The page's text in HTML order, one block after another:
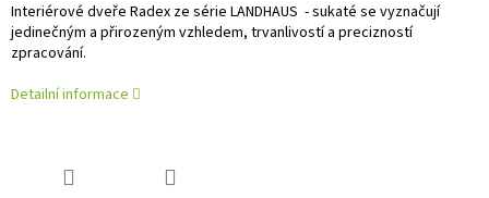
Interiérové dveře Radex ze série LANDHAUS - sukaté se vyznačují
jedinečným a přirozeným vzhledem, trvanlivostí a precizností
zpracování.
Detailní informace